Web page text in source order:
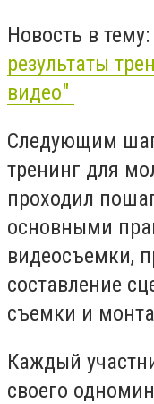
Новость в тему:
результаты
видео"
Следующим
тренинг для
проходил
основными
видеосъемки,
составление
съемки и
Каждый
своего